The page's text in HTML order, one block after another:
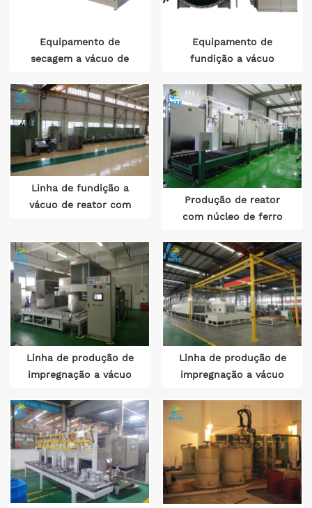
Equipamento de
secagem a vácuo de
Equipamento de
fundição a vácuo
de mistura dinâmica
Linha de fundição a
vácuo de reator com
Produção de reator
com núcleo de ferro
mistura estática
Linha de produção de
impregnação a vácuo
motores automotivos
Linha de produção de
impregnação a vácuo
automotivos